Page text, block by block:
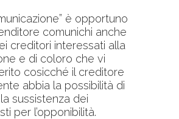
è opportuno
comunichi anche
creditori interessati alla
e di coloro che vi
cosicché il creditore
abbia la possibilità di
sussistenza dei
per l’opponibilità.